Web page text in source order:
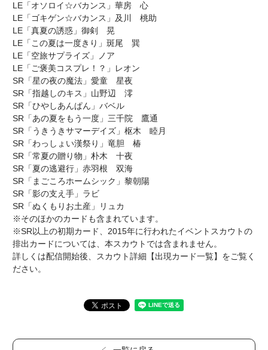
LE「オソロイ☆バカンス」華房 心
LE「ゴキゲン☆バカンス」及川 桃助
LE「真夏の誘惑」御剣 晃
LE「この夏は一度きり」斑尾 巽
LE「空旅サプライズ」ノア
LE「ご褒美コスプレ！？」レオン
SR「星の夜の魔法」愛童 星夜
SR「指越しのキス」山野辺 澪
SR「ひやしあんぱん」バベル
SR「あの夏をもう一度」三千院 鷹通
SR「うきうきサマーデイズ」枢木 睦月
SR「わっしょい漢祭り」竜胆 椿
SR「常夏の贈り物」朴木 十夜
SR「夏の逃避行」赤羽根 双海
SR「まごころホームシック」黎朝陽
SR「影の支え手」ラビ
SR「ぬくもりお土産」リュカ
※そのほかのカードも含まれています。
※SR以上の初期カード、2015年に行われたイベントスカウトの
排出カードについては、本スカウトでは含まれません。
詳しくは配信開始後、スカウト詳細【出現カード一覧】をご覧く
ださい。